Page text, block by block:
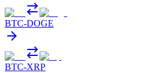
BTC-DOGE
BTC-XRP